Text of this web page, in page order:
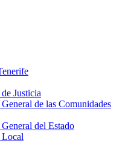
Justicia
de las Comunidades
del Estado